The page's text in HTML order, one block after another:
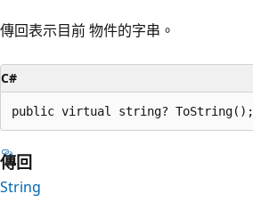
傳回表示目前 物件的字串。
C#
public virtual string? ToString();
傳回
String